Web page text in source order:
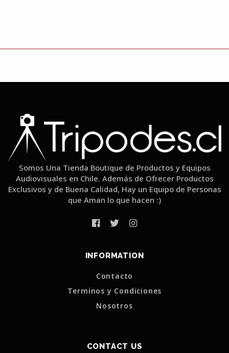
Somos Una Tienda Boutique de Productos y Equipos
Audiovisuales en Chile. Además de Ofrecer Productos
Exclusivos y de Buena Calidad, Hay un Equipo de Personas
que Aman lo que hacen :)
INFORMATION
Contacto
Terminos y Condiciones
Nosotros
CONTACT US